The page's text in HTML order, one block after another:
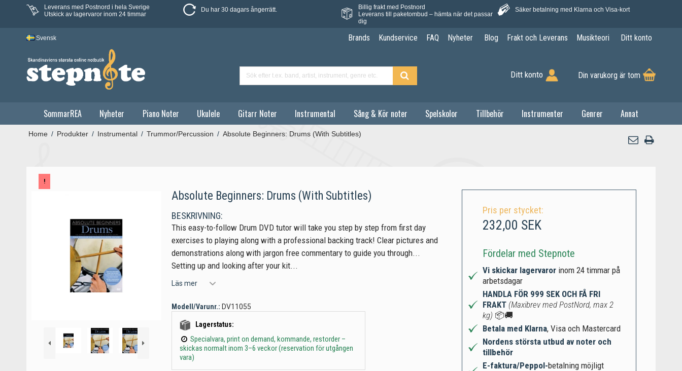
Leverans med Postnord i hela Sverige
Utskick av lagervaror inom 24 timmar
Du har 30 dagars ångerrätt.
Billig frakt med Postnord
Leverans till paketombud – hämta när det passar
dig
Säker betalning med Klarna och Visa-kort
Svensk Brands Kundservice FAQ Nyheter Blog Frakt och Leverans Musikteori Ditt konto
Ditt konto Din varukorg är tom
SommarREA Nyheter Piano Noter Ukulele Gitarr Noter Instrumental Sång & Kör noter Spelskolor Tillbehör Instrumenter Genrer Annat
Home / Produkter / Instrumental / Trummor/Percussion / Absolute Beginners: Drums (With Subtitles)
!
Absolute Beginners: Drums (With Subtitles)
BESKRIVNING:
This easy-to-follow Drum DVD tutor will take you step by step from first day
exercises to playing along with a professional backing track! Clear pictures and
demonstrations along with jargon free commentary to guide you through...
Setting up and looking after your kit...
Läs mer
Modell/Varunr.: DV11055
Lagerstatus:
Specialvara, print on demand, kommande, restorder –
skickas normalt inom 3–6 veckor (reservation för utgången
vara)
Pris per stycket:
232,00 SEK
Fördelar med Stepnote
Vi skickar lagervaror inom 24 timmar på
arbetsdagar
HANDLA FÖR 999 SEK OCH FÅ FRI
FRAKT (Maxibrev med PostNord, max 2
kg) 📦🚚
Betala med Klarna, Visa och Mastercard
Nordens största utbud av noter och
tillbehör
E-faktura/Peppol-betalning möjligt